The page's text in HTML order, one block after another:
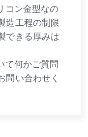
コン金型なの
造工程の制限
できる厚みは
て何かご質問
問い合わせく